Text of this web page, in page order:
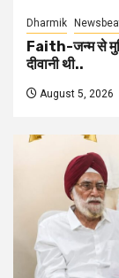
Dharmik
Faith-जन्म से
दीवानी थी..
August 5, 2026